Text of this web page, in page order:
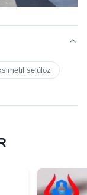
selüloz